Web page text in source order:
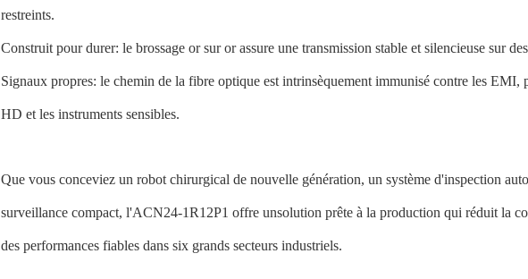
restreints.
Construit pour durer: le brossage or sur or assure une transmission stable et silencieuse sur
Signaux propres: le chemin de la fibre optique est intrinsèquement immunisé contre les
HD et les instruments sensibles.
Que vous conceviez un robot chirurgical de nouvelle génération, un système d'inspection
surveillance compact, l'ACN24-1R12P1 offre unsolution prête à la production qui réduit la
des performances fiables dans six grands secteurs industriels.